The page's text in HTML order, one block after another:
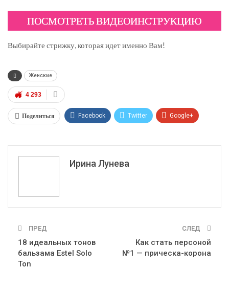
ПОСМОТРЕТЬ ВИДЕОИНСТРУКЦИЮ
Выбирайте стрижку, которая идет именно Вам!
Женские
4 293
Поделиться Facebook Twitter Google+
Эл. адрес
Ирина Лунева
ПРЕД
18 идеальных тонов
бальзама Estel Solo
Ton
СЛЕД
Как стать персоной
№1 — прическа-корона